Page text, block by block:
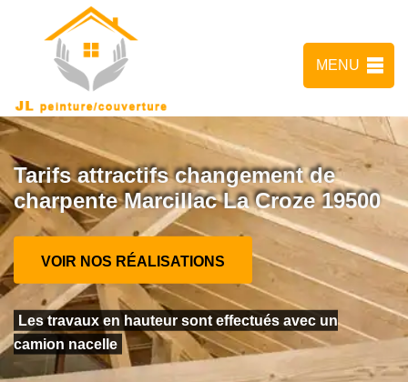
MENU
Tarifs attractifs changement de
charpente Marcillac La Croze 19500
VOIR NOS RÉALISATIONS
Les travaux en hauteur sont effectués avec un
camion nacelle